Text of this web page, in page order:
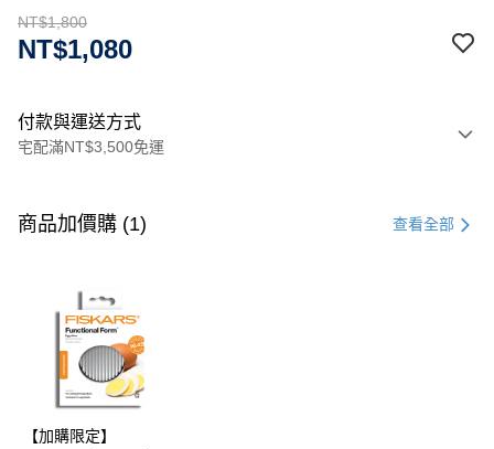
NT$1,800
NT$1,080
付款與運送方式
宅配滿NT$3,500免運
信用卡一次付款
3 期 0 利率 每期
合作金庫商業銀行
華南商業銀行
上海商業儲蓄銀行
國泰世華商業銀行
臺灣中小企業銀行
LINE Pay
Apple Pay
運送方式
商品加價購 (1) 查看全部
【加購限定】